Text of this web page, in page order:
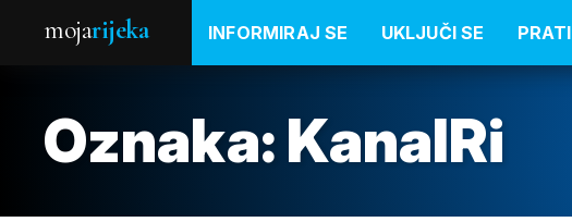
mojarijeka INFORMIRAJ SE UKLJUČI SE PRATI
Oznaka: KanalRi